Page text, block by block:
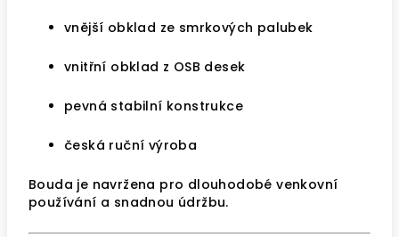
vnější obklad ze smrkových palubek
vnitřní obklad z OSB desek
pevná stabilní konstrukce
česká ruční výroba
Bouda je navržena pro dlouhodobé venkovní
používání a snadnou údržbu.